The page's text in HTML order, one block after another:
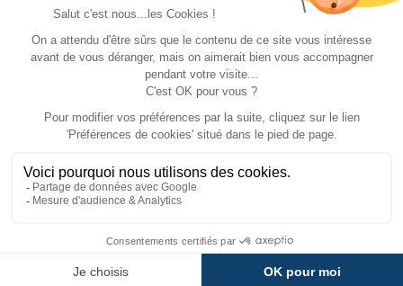
Le Sirocco est un auvent haut de gamme gonflable en 1
point pour Caravane.Les arceaux sont reliés entre eux,
ce qui permet de gonfler l'auvent à partir d'un point
La toile acrylique offre un climat agréable sous l'auvent.
Chaque côté est équipé d'une porte d'entrée avec
moustiquaire, vous avez aussi la possibilité de faire une
entrée sur un des panneaux de façade.
La façade et les côtés sont détachables avec
possibilité d'adjoindre une pièce annexe sur l'un ou
La casquette protège la toile de l'auvent des
intempéries et offre un ombrage agréable.